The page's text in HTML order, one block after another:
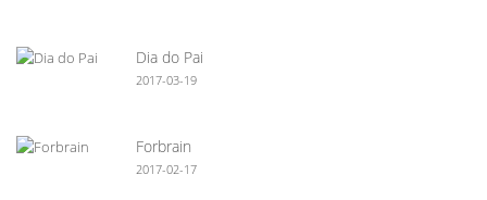
Dia do Pai
2017-03-19
Forbrain
2017-02-17